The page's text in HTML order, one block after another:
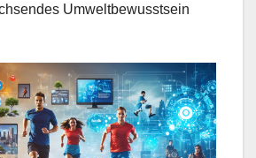
Umweltbewusstsein